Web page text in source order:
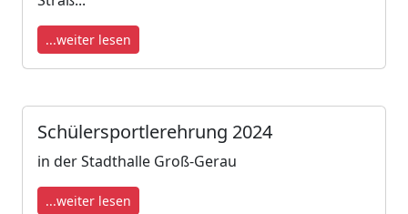
...weiter lesen
Schülersportlerehrung 2024
in der Stadthalle Groß-Gerau
...weiter lesen